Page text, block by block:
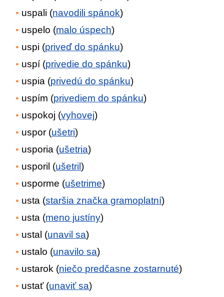
uspali (navodili spánok)
uspelo (malo úspech)
uspi (priveď do spánku)
uspí (privedie do spánku)
uspia (privedú do spánku)
uspím (privediem do spánku)
uspokoj (vyhovej)
uspor (ušetri)
usporia (ušetria)
usporil (ušetril)
usporme (ušetrime)
usta (staršia značka gramoplatní)
usta (meno justíny)
ustal (unavil sa)
ustalo (unavilo sa)
ustarok (niečo predčasne zostarnuté)
ustať (unaviť sa)